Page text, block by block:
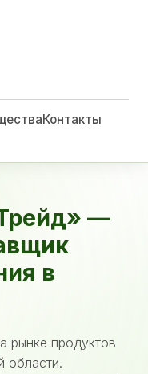
Контакты
—
в
рынке продуктов
области.